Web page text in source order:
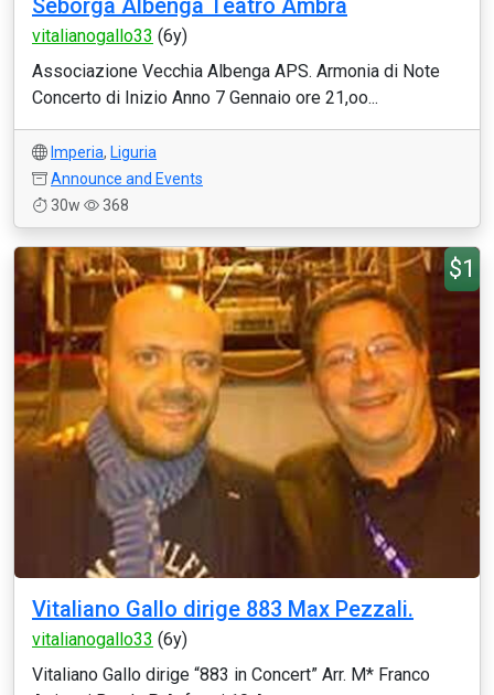
Seborga Albenga Teatro Ambra
vitalianogallo33 (6y)
Associazione Vecchia Albenga APS. Armonia di Note
Concerto di Inizio Anno 7 Gennaio ore 21,oo...
Imperia, Liguria
Announce and Events
30w
368
$1
Vitaliano Gallo dirige 883 Max Pezzali.
vitalianogallo33 (6y)
Vitaliano Gallo dirige “883 in Concert” Arr. M* Franco